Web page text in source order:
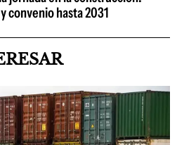
convenio hasta 2031